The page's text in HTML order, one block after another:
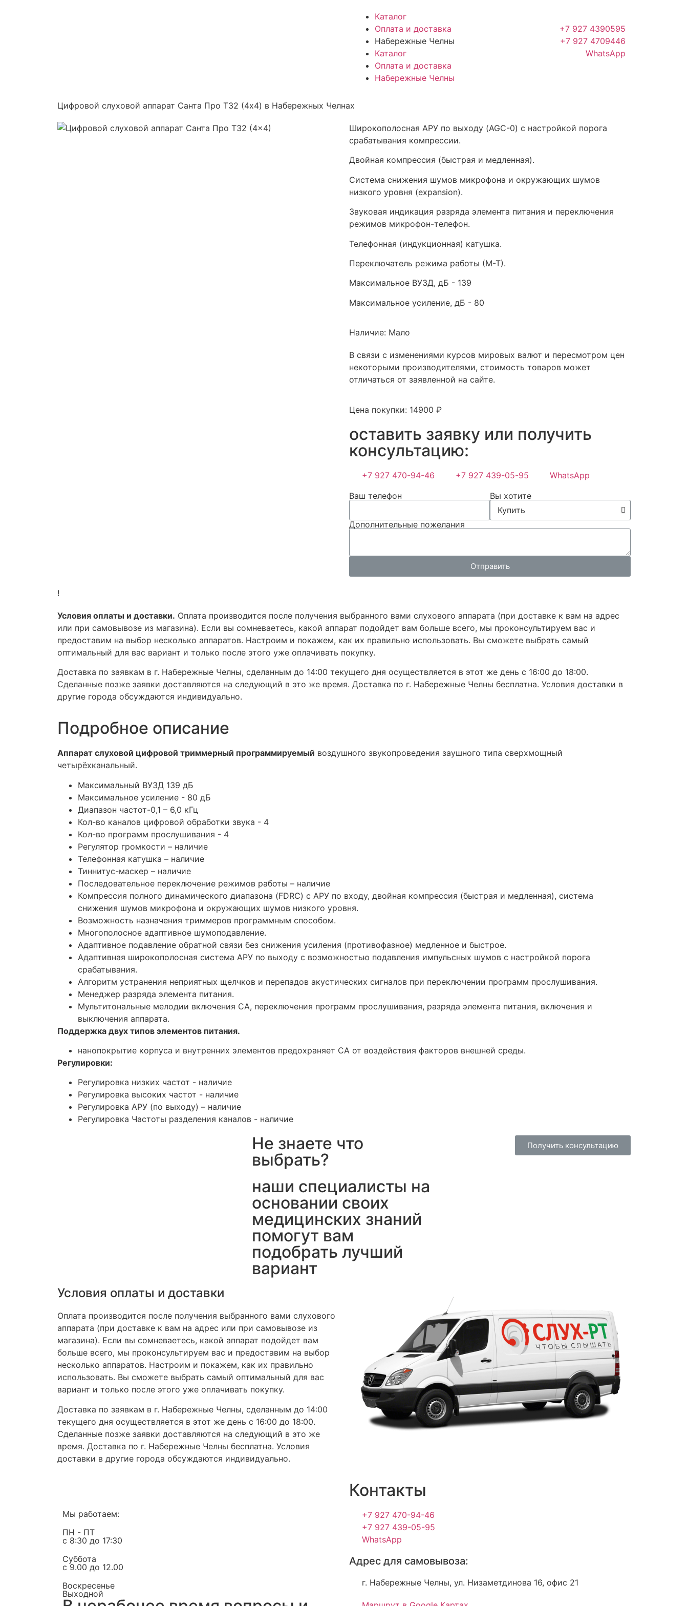
Каталог
Оплата и доставка
Набережные Челны
Каталог
Оплата и доставка
Набережные Челны
+7 927 4390595
+7 927 4709446
WhatsApp
Цифровой слуховой аппарат Санта Про Т32 (4x4) в Набережных Челнах
Широкополосная АРУ по выходу (AGC-0) с настройкой порога
срабатывания компрессии.
Двойная компрессия (быстрая и медленная).
Система снижения шумов микрофона и окружающих шумов
низкого уровня (expansion).
Звуковая индикация разряда элемента питания и переключения
режимов микрофон-телефон.
Телефонная (индукционная) катушка.
Переключатель режима работы (М-Т).
Максимальное ВУЗД, дБ - 139
Максимальное усиление, дБ - 80
Наличие: Мало
В связи с изменениями курсов мировых валют и пересмотром цен
некоторыми производителями, стоимость товаров может
отличаться от заявленной на сайте.
Цена покупки: 14900 ₽
оставить заявку или получить
консультацию:
+7 927 470-94-46 +7 927 439-05-95
WhatsApp
Ваш телефон
Вы хотите
Дополнительные пожелания
Отправить
!
Условия оплаты и доставки. Оплата производится после получения выбранного вами слухового аппарата (при доставке к вам на адрес
или при самовывозе из магазина). Если вы сомневаетесь, какой аппарат подойдет вам больше всего, мы проконсультируем вас и
предоставим на выбор несколько аппаратов. Настроим и покажем, как их правильно использовать. Вы сможете выбрать самый
оптимальный для вас вариант и только после этого уже оплачивать покупку.
Доставка по заявкам в г. Набережные Челны, сделанным до 14:00 текущего дня осуществляется в этот же день с 16:00 до 18:00.
Сделанные позже заявки доставляются на следующий в это же время. Доставка по г. Набережные Челны бесплатна. Условия доставки в
другие города обсуждаются индивидуально.
Подробное описание
Аппарат слуховой цифровой триммерный программируемый воздушного звукопроведения заушного типа сверхмощный
четырёхканальный.
Максимальный ВУЗД 139 дБ
Максимальное усиление - 80 дБ
Диапазон частот-0,1 – 6,0 кГц
Кол-во каналов цифровой обработки звука - 4
Кол-во программ прослушивания - 4
Регулятор громкости – наличие
Телефонная катушка – наличие
Тиннитус-маскер – наличие
Последовательное переключение режимов работы – наличие
Компрессия полного динамического диапазона (FDRC) с АРУ по входу, двойная компрессия (быстрая и медленная), система
снижения шумов микрофона и окружающих шумов низкого уровня.
Возможность назначения триммеров программным способом.
Многополосное адаптивное шумоподавление.
Адаптивное подавление обратной связи без снижения усиления (противофазное) медленное и быстрое.
Адаптивная широкополосная система АРУ по выходу с возможностью подавления импульсных шумов с настройкой порога
срабатывания.
Алгоритм устранения неприятных щелчков и перепадов акустических сигналов при переключении программ прослушивания.
Менеджер разряда элемента питания.
Мультитональные мелодии включения СА, переключения программ прослушивания, разряда элемента питания, включения и
выключения аппарата.
Поддержка двух типов элементов питания.
нанопокрытие корпуса и внутренних элементов предохраняет СА от воздействия факторов внешней среды.
Регулировки:
Регулировка низких частот - наличие
Регулировка высоких частот - наличие
Регулировка АРУ (по выходу) – наличие
Регулировка Частоты разделения каналов - наличие
Не знаете что
выбрать?
наши специалисты на
основании своих
медицинских знаний
помогут вам
подобрать лучший
вариант
Получить консультацию
Условия оплаты и доставки
Оплата производится после получения выбранного вами слухового
аппарата (при доставке к вам на адрес или при самовывозе из
магазина). Если вы сомневаетесь, какой аппарат подойдет вам
больше всего, мы проконсультируем вас и предоставим на выбор
несколько аппаратов. Настроим и покажем, как их правильно
использовать. Вы сможете выбрать самый оптимальный для вас
вариант и только после этого уже оплачивать покупку.
Доставка по заявкам в г. Набережные Челны, сделанным до 14:00
текущего дня осуществляется в этот же день с 16:00 до 18:00.
Сделанные позже заявки доставляются на следующий в это же
время. Доставка по г. Набережные Челны бесплатна. Условия
доставки в другие города обсуждаются индивидуально.
Мы работаем:
ПН - ПТ
с 8:30 до 17:30
Суббота
с 9.00 до 12.00
Воскресенье
Выходной
Контакты
+7 927 470-94-46
+7 927 439-05-95
WhatsApp
Адрес для самовывоза:
г. Набережные Челны, ул. Низаметдинова 16, офис 21